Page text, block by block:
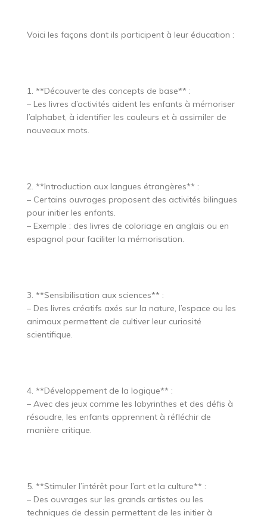
Voici les façons dont ils participent à leur éducation :
1. **Découverte des concepts de base** :
– Les livres d’activités aident les enfants à mémoriser
l’alphabet, à identifier les couleurs et à assimiler de
nouveaux mots.
2. **Introduction aux langues étrangères** :
– Certains ouvrages proposent des activités bilingues
pour initier les enfants.
– Exemple : des livres de coloriage en anglais ou en
espagnol pour faciliter la mémorisation.
3. **Sensibilisation aux sciences** :
– Des livres créatifs axés sur la nature, l’espace ou les
animaux permettent de cultiver leur curiosité
scientifique.
4. **Développement de la logique** :
– Avec des jeux comme les labyrinthes et des défis à
résoudre, les enfants apprennent à réfléchir de
manière critique.
5. **Stimuler l’intérêt pour l’art et la culture** :
– Des ouvrages sur les grands artistes ou les
techniques de dessin permettent de les initier à